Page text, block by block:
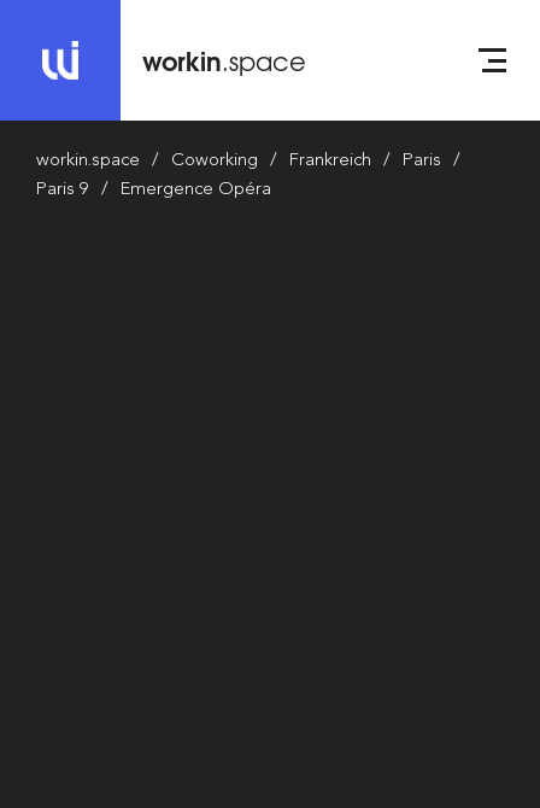
workin.space
workin.space Coworking Frankreich
Paris
Paris 9
Emergence Opéra